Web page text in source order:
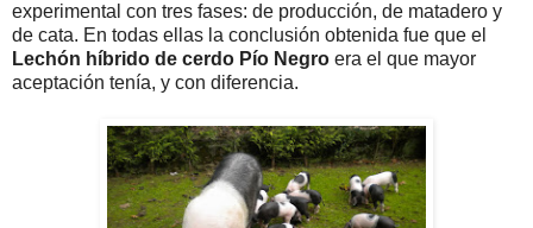
experimental con tres fases: de producción, de matadero y
de cata. En todas ellas la conclusión obtenida fue que el
Lechón híbrido de cerdo Pío Negro era el que mayor
aceptación tenía, y con diferencia.